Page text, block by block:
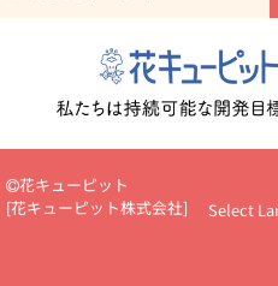
いのマナー
定年退職祝いのマナ
花キューピットのお祝
彩心理学」で選ぶ方法
結婚祝い
ール
新築引っ越し祝いコラム
場上司や先輩へ贈るお祝い花の正
花キューピット
[花キューピット株式会社] Select